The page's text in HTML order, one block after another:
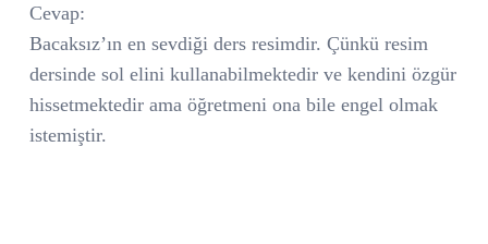
Cevap:
Bacaksız’ın en sevdiği ders resimdir. Çünkü resim
dersinde sol elini kullanabilmektedir ve kendini özgür
hissetmektedir ama öğretmeni ona bile engel olmak
istemiştir.